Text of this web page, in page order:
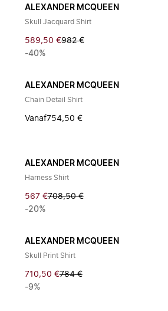
ALEXANDER MCQUEEN
Skull Jacquard Shirt
589,50 €982 €
-40%
ALEXANDER MCQUEEN
Chain Detail Shirt
Vanaf754,50 €
ALEXANDER MCQUEEN
Harness Shirt
567 €708,50 €
-20%
ALEXANDER MCQUEEN
Skull Print Shirt
710,50 €784 €
-9%